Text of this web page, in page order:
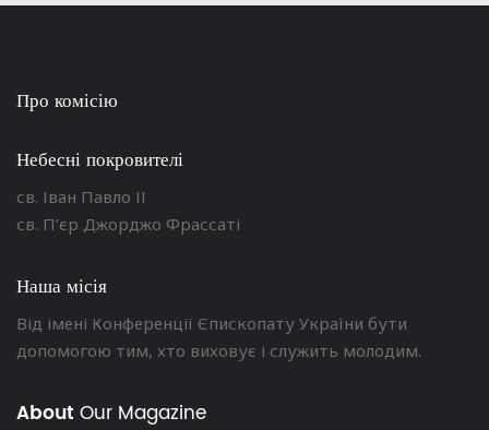
Про комісію
Небесні покровителі
св. Іван Павло ІІ
св. П’єр Джорджо Фрассаті
Наша місія
Від імені Конференції Єпископату України бути
допомогою тим, хто виховує і служить молодим.
About Our Magazine